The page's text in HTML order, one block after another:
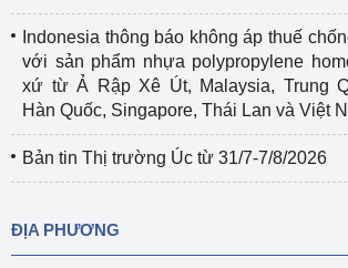
Indonesia thông báo không áp thuế
với sản phẩm nhựa polypropylene
xứ từ Ả Rập Xê Út, Malaysia, Trung
Hàn Quốc, Singapore, Thái Lan và Việt
Bản tin Thị trường Úc từ 31/7-7/8/2026
ĐỊA PHƯƠNG